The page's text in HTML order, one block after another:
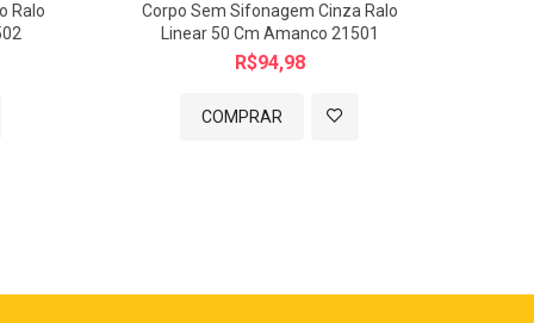
Ralo
Corpo Sem Sifonagem Cinza Ralo
Linear 50 Cm Amanco 21501
R$94,98
COMPRAR